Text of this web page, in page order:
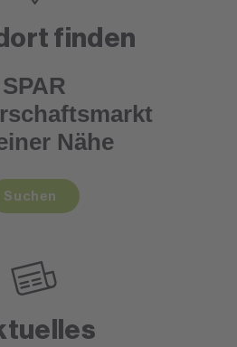
finden
SPAR
Nähe
Suchen